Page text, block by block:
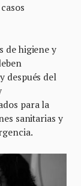
de higiene y
después del
para la
sanitarias y